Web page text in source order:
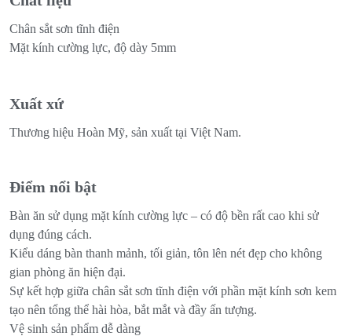
Chân sắt sơn tĩnh điện
Mặt kính cường lực, độ dày 5mm
Xuất xứ
Thương hiệu Hoàn Mỹ, sản xuất tại Việt Nam.
Điểm nổi bật
Bàn ăn sử dụng mặt kính cường lực – có độ bền rất cao khi sử
dụng đúng cách.
Kiểu dáng bàn thanh mảnh, tối giản, tôn lên nét đẹp cho không
gian phòng ăn hiện đại.
Sự kết hợp giữa chân sắt sơn tĩnh điện với phần mặt kính sơn kem
tạo nên tổng thể hài hòa, bắt mắt và đầy ấn tượng.
Vệ sinh sản phẩm dễ dàng